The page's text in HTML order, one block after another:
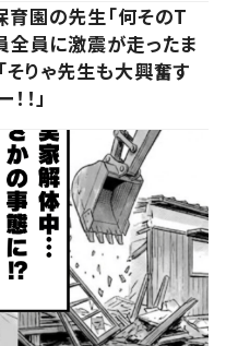
園の先生「何そのT
全員に激震が走ったま
りゃ先生も大興奮す
！」